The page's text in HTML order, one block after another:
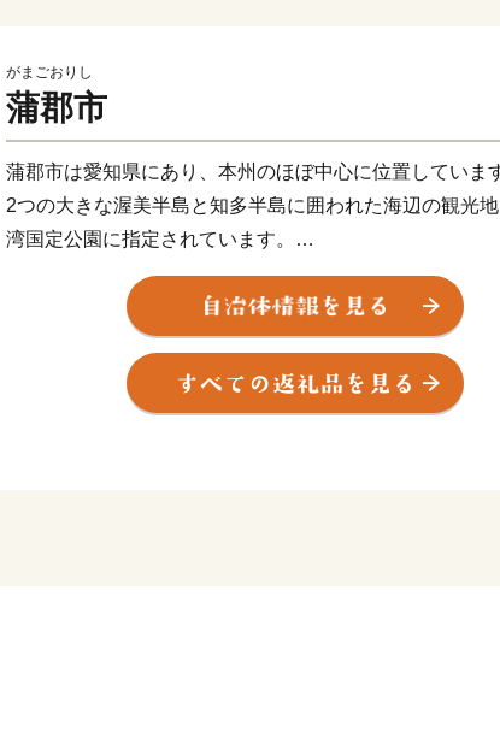
がまごおりし
蒲郡市
蒲郡市は愛知県にあり、本州のほぼ中心に位置していま
2つの大きな渥美半島と知多半島に囲われた海辺の観光
湾国定公園に指定されています。
約47kmの海岸線沿いに4つの温泉地を持ち、市内には日
感じさせる神社や仏閣の多い、美しい土地です。
海から山にかけ変化に富んだ景勝は、万葉の歌人や近代
愛され、数多くの文人が好んで訪れました。